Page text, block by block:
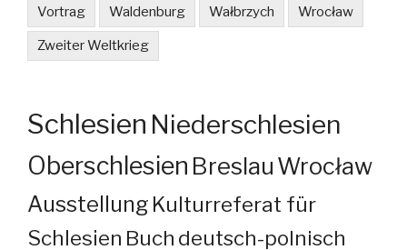
Vortrag Waldenburg Wałbrzych Wrocław
Zweiter Weltkrieg
Schlesien Niederschlesien
Oberschlesien Breslau Wrocław
Ausstellung Kulturreferat für
Schlesien Buch deutsch-polnisch